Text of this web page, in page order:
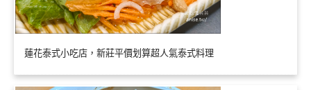
蓮花泰式小吃店，新莊平價划算超人氣泰式料理